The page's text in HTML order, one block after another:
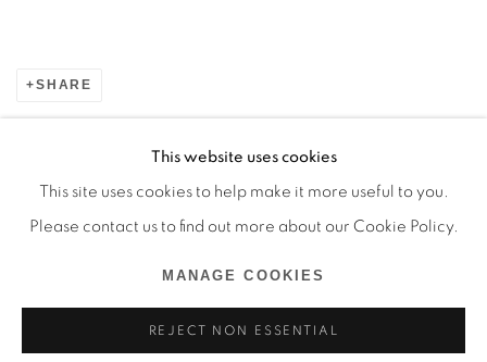
SHARE
Manage cookies
This website uses cookies
This site uses cookies to help make it more useful to you.
Please contact us to find out more about our Cookie Policy.
MANAGE COOKIES
REJECT NON ESSENTIAL